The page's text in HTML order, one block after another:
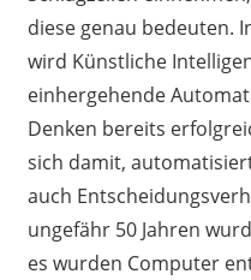
diese genau bedeuten.
wird Künstliche
einhergehende
Denken bereits
sich damit,
auch
ungefähr 50 Jahren
es wurden Computer